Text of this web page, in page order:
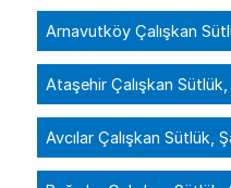
Arnavutköy Çalışkan
Ataşehir Çalışkan
Avcılar Çalışkan Sütlük,